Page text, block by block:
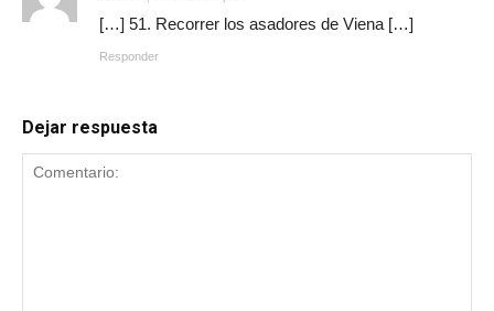
[…] 51. Recorrer los asadores de Viena […]
Responder
Dejar respuesta